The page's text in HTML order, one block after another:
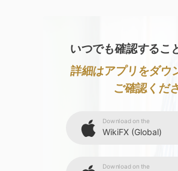
いつでも確認するこ
詳細はアプリをダウ
ご確認くだ
Download on the
WikiFX (Global)
Download on the